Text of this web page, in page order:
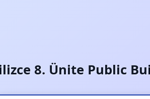
8. Ünite Public